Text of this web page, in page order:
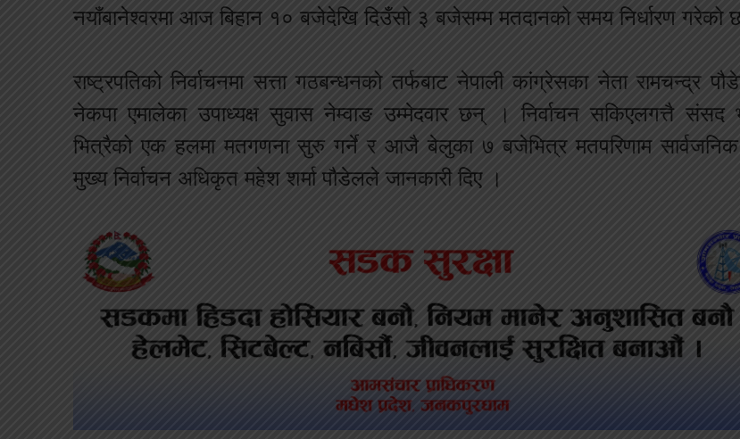
नयाँबानेश्वरमा आज बिहान १० बजेदेखि दिउँसो ३ बजेसम्म मतदानको समय निर्धारण गरेको
राष्ट्रपतिको निर्वाचनमा सत्ता गठबन्धनको तर्फबाट नेपाली कांग्रेसका नेता रामचन्द्र
नेकपा एमालेका उपाध्यक्ष सुवास नेम्वाङ उम्मेदवार छन् । निर्वाचन सकिएलगत्तै संसद
भित्रैको एक हलमा मतगणना सुरु गर्ने र आजै बेलुका ७ बजेभित्र मतपरिणाम सार्वजनिक
मुख्य निर्वाचन अधिकृत महेश शर्मा पौडेलले जानकारी दिए ।